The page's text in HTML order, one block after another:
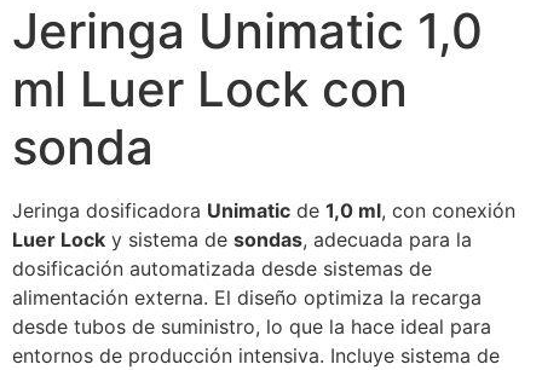
Jeringa Unimatic 1,0
ml Luer Lock con
sonda
Jeringa dosificadora Unimatic de 1,0 ml, con conexión
Luer Lock y sistema de sondas, adecuada para la
dosificación automatizada desde sistemas de
alimentación externa. El diseño optimiza la recarga
desde tubos de suministro, lo que la hace ideal para
entornos de producción intensiva. Incluye sistema de